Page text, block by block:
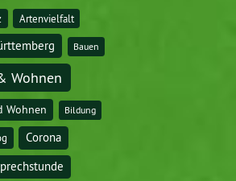
Artenvielfalt
Bauen
Wohnen
Wohnen Bildung
Corona